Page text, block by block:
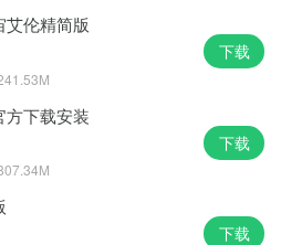
艾伦精简版
下载
方下载安装
下载
下载